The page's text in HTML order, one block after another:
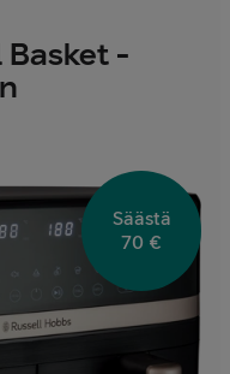
Säästä
70 €
Basket -